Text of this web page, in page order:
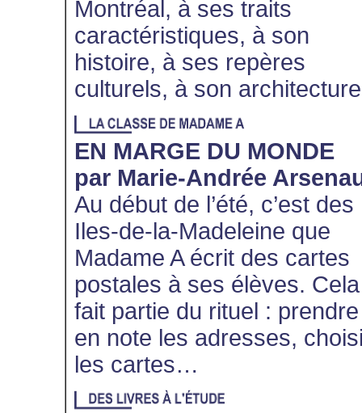
Montréal, à ses traits
caractéristiques, à son
histoire, à ses repères
culturels, à son
EN MARGE DU MONDE
par Marie-Andrée
Au début de l’été, c’est des
Iles-de-la-Madeleine que
Madame A écrit des cartes
postales à ses élèves. Cela
fait partie du rituel : prendre
en note les adresses,
les cartes…